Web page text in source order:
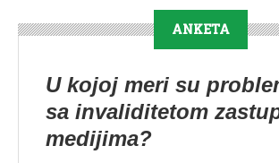
ANKETA
U kojoj meri su
sa invaliditetom
medijima?